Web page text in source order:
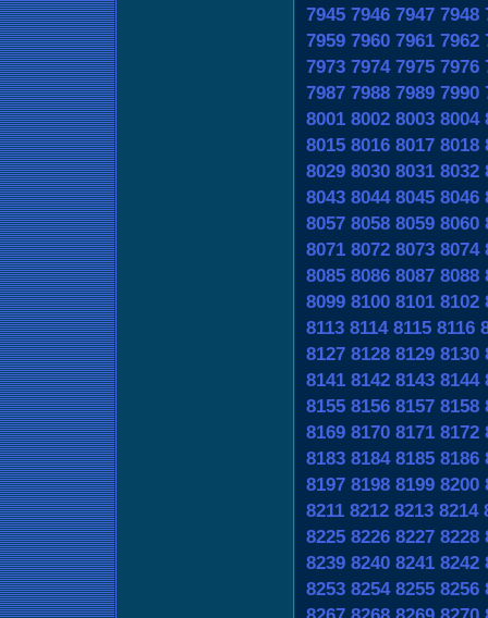
7945 7946 7947 7948
7959 7960 7961 7962
7973 7974 7975 7976
7987 7988 7989 7990
8001 8002 8003 8004
8015 8016 8017 8018
8029 8030 8031 8032
8043 8044 8045 8046
8057 8058 8059 8060
8071 8072 8073 8074
8085 8086 8087 8088
8099 8100 8101 8102
8113 8114 8115 8116
8127 8128 8129 8130
8141 8142 8143 8144
8155 8156 8157 8158
8169 8170 8171 8172
8183 8184 8185 8186
8197 8198 8199 8200
8211 8212 8213 8214
8225 8226 8227 8228
8239 8240 8241 8242
8253 8254 8255 8256